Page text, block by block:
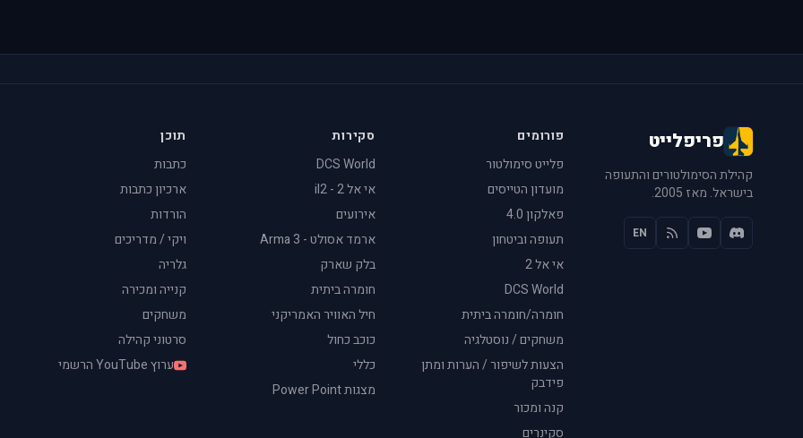
פריפלייט
קהילת הסימולטורים והתעופה
בישראל. מאז 2005.
EN
פורומים
פלייט סימולטור
מועדון הטייסים
פאלקון 4.0
תעופה וביטחון
אי אל 2
DCS World
חומרה/חומרה ביתית
משחקים / נוסטלגיה
הצעות לשיפור / הערות ומתן
פידבק
קנה ומכור
סקינרים
סקירות
DCS World
אי אל 2 - il2
אירועים
ארמד אסולט - Arma 3
בלק שארק
חומרה ביתית
חיל האוויר האמריקני
כוכב כחול
כללי
מצגות Power Point
תוכן
כתבות
ארכיון כתבות
הורדות
ויקי / מדריכים
גלריה
קנייה ומכירה
משחקים
סרטוני קהילה
ערוץ YouTube הרשמי